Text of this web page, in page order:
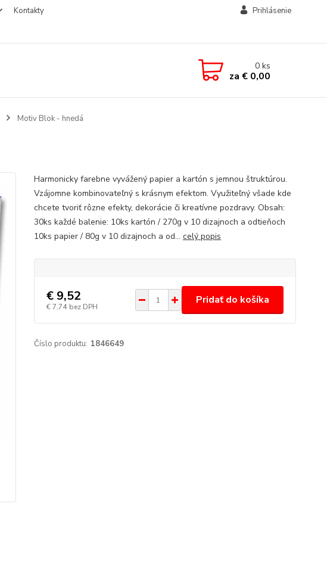
Kontakty
Prihlásenie
0ks
za € 0,00
Motiv Blok - hnedá
Harmonicky farebne vyvážený papier a kartón s jemnou štruktúrou.
Vzájomne kombinovateľný s krásnym efektom. Využiteľný všade kde
chcete tvoriť rôzne efekty, dekorácie či kreatívne pozdravy. Obsah:
30ks každé balenie: 10ks kartón / 270g v 10 dizajnoch a odtieňoch
10ks papier / 80g v 10 dizajnoch a od... celý popis
€ 9,52
€ 7,74 bez DPH
Pridať do košíka
Číslo produktu: 1846649